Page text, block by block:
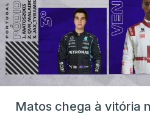
Matos chega à vitória